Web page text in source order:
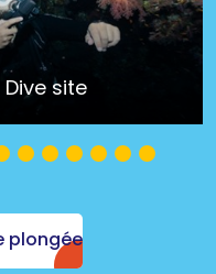
site
plongée